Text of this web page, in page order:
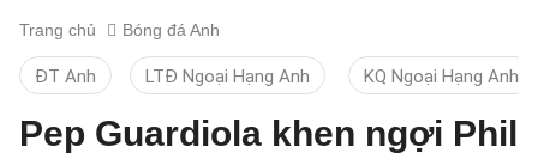
Trang chủ Bóng đá Anh
ĐT Anh LTĐ Ngoại Hạng Anh KQ Ngoại Hạng Anh
Pep Guardiola khen ngợi Phil